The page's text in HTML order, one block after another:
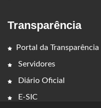
Transparência
Portal da Transparência
Servidores
Diário Oficial
E-SIC